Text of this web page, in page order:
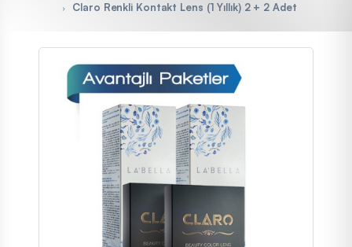
Claro Renkli Kontakt Lens (1 Yıllık) 2 + 2 Adet